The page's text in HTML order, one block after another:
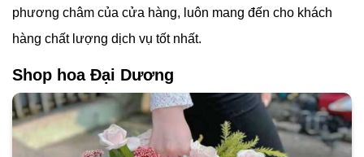
phương châm của cửa hàng, luôn mang đến cho khách
hàng chất lượng dịch vụ tốt nhất.
Shop hoa Đại Dương